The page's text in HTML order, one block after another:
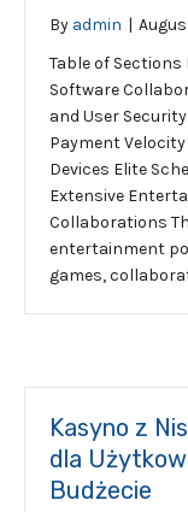
By admin |
Table of
Software
and User
Payment
Devices Elite
Extensive
Collaborations
entertainment
games,
Kasyno z
dla
Budżecie